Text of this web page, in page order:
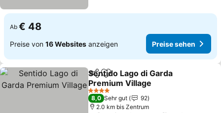
Ab € 48
Preise von 16 Websites anzeigen Preise sehen
TeilenZu Favoriten hinzufügen
Sentido Lago di Garda
Premium Village
Preise sehen
4 Sterne
8,0 Sehr gut
92
2.0 km bis Zentrum